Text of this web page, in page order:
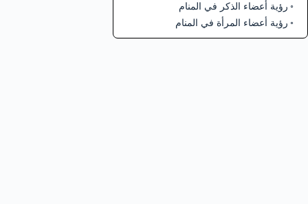
رؤية أعضاء الذكر في المنام
رؤية أعضاء المرأة في المنام